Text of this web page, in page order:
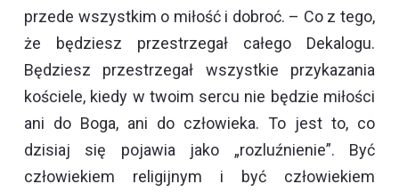
przede wszystkim o miłość i dobroć. – Co z tego,
że będziesz przestrzegał całego Dekalogu.
Będziesz przestrzegał wszystkie przykazania
kościele, kiedy w twoim sercu nie będzie miłości
ani do Boga, ani do człowieka. To jest to, co
dzisiaj się pojawia jako „rozluźnienie”. Być
człowiekiem religijnym i być człowiekiem